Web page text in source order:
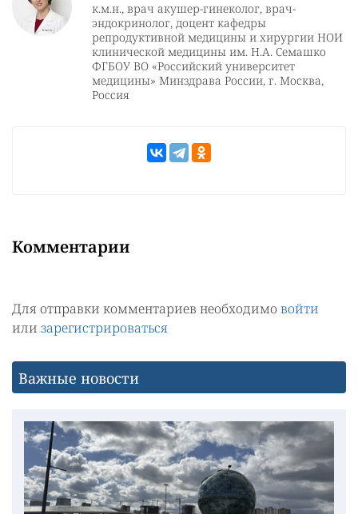
к.м.н., врач акушер-гинеколог, врач-
эндокринолог, доцент кафедры
репродуктивной медицины и хирургии НОИ
клинической медицины им. Н.А. Семашко
ФГБОУ ВО «Российский университет
медицины» Минздрава России, г. Москва,
Россия
Комментарии
Для отправки комментариев необходимо войти
или зарегистрироваться
Важные новости